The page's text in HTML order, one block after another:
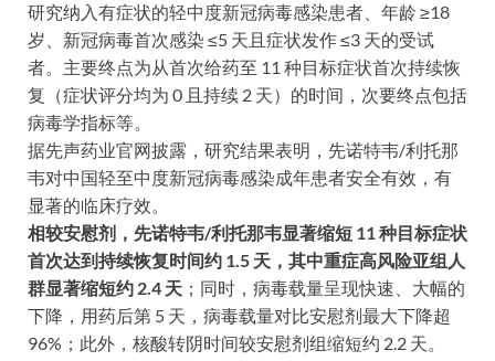
研究纳入有症状的轻中度新冠病毒感染患者、年龄 ≥18
岁、新冠病毒首次感染 ≤5 天且症状发作 ≤3 天的受试
者。主要终点为从首次给药至 11 种目标症状首次持续恢
复（症状评分均为 0 且持续 2 天）的时间，次要终点包括
病毒学指标等。
据先声药业官网披露，研究结果表明，先诺特韦/利托那
韦对中国轻至中度新冠病毒感染成年患者安全有效，有
显著的临床疗效。
相较安慰剂，先诺特韦/利托那韦显著缩短 11 种目标症状
首次达到持续恢复时间约 1.5 天，其中重症高风险亚组人
群显著缩短约 2.4 天 ；同时，病毒载量呈现快速、大幅的
下降，用药后第 5 天，病毒载量对比安慰剂最大下降超
96%；此外，核酸转阴时间较安慰剂组缩短约 2.2 天。